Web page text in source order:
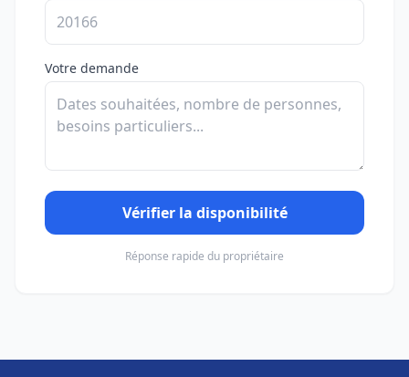
Votre demande
Vérifier la disponibilité
Réponse rapide du propriétaire